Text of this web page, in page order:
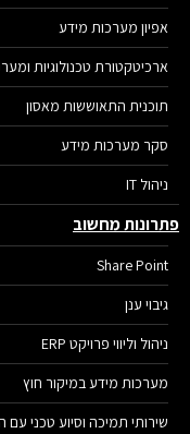
אפיון מערכות מידע
ארכיטקטורת טכנולוגיות ומערכות
תוכנית התאוששות מאסון
סקר מערכות מידע
ניהול IT
מחשוב
Share Point
גיבוי ענן
ניהול וליווי פרויקט ERP
מערכות מידע במיקור חוץ
שירותי תמיכה וסיוע טכני עם